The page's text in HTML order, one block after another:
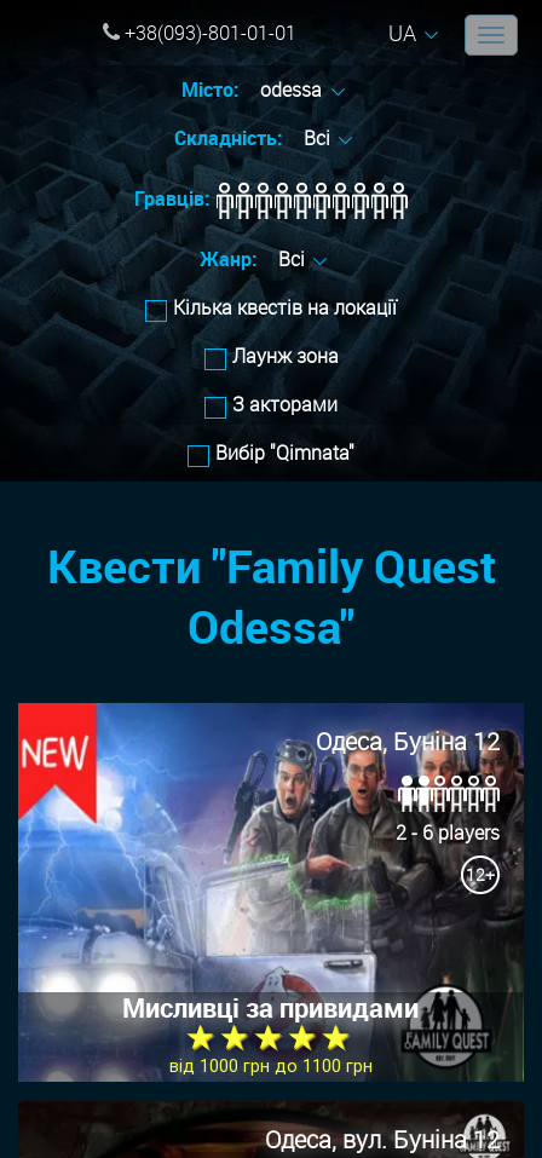
+38(093)-801-01-01 UA
Місто:
odessa
Складність:
Всі
Гравців:
Жанр:
Всі
Кілька квестів на локації
Лаунж зона
З акторами
Вибір "Qimnata"
Квести "Family Quest
Odessa"
Одеса, Буніна 12
2 - 6 players
12+
Мисливці за привидами
★ ★ ★ ★ ★
від 1000 грн до 1100 грн
Одеса, вул. Буніна 12